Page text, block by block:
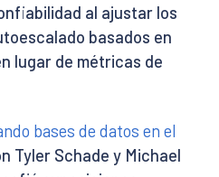
al ajustar los
basados en
lugar de métricas de
bases de datos en el
Tyler Schade y Michael